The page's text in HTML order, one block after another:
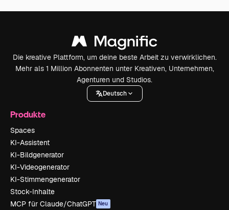
Die kreative Plattform, um deine beste Arbeit zu verwirklichen.
Mehr als 1 Million Abonnenten unter Kreativen, Unternehmen,
Agenturen und Studios.
Deutsch
Produkte
Spaces
KI-Assistent
KI-Bildgenerator
KI-Videogenerator
KI-Stimmengenerator
Stock-Inhalte
MCP für Claude/ChatGPT Neu